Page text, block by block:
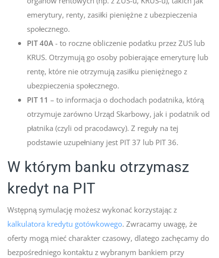
emerytury, renty, zasiłki pieniężne z ubezpieczenia
społecznego.
PIT 40A- to roczne obliczenie podatku przez ZUS lub
KRUS. Otrzymują go osoby pobierające emeryturę lub
rentę, które nie otrzymują zasiłku pieniężnego z
ubezpieczenia społecznego.
PIT 11 – to informacja o dochodach podatnika, którą
otrzymuje zarówno Urząd Skarbowy, jak i podatnik od
płatnika (czyli od pracodawcy). Z reguły na tej
podstawie uzupełniany jest PIT 37 lub PIT 36.
W którym banku otrzymasz
kredyt na PIT
Wstępną symulację możesz wykonać korzystając z
kalkulatora kredytu gotówkowego. Zwracamy uwagę, że
oferty mogą mieć charakter czasowy, dlatego zachęcamy do
bezpośredniego kontaktu z wybranym bankiem przy